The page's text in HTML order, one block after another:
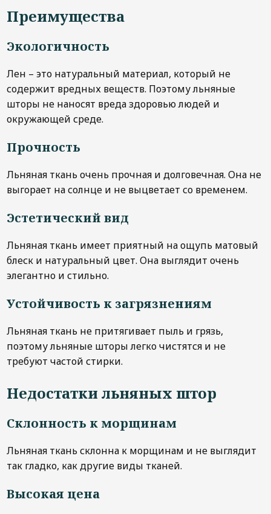
Преимущества
Экологичность
Лен – это натуральный материал, который не
содержит вредных веществ. Поэтому льняные
шторы не наносят вреда здоровью людей и
окружающей среде.
Прочность
Льняная ткань очень прочная и долговечная. Она не
выгорает на солнце и не выцветает со временем.
Эстетический вид
Льняная ткань имеет приятный на ощупь матовый
блеск и натуральный цвет. Она выглядит очень
элегантно и стильно.
Устойчивость к загрязнениям
Льняная ткань не притягивает пыль и грязь,
поэтому льняные шторы легко чистятся и не
требуют частой стирки.
Недостатки льняных штор
Склонность к морщинам
Льняная ткань склонна к морщинам и не выглядит
так гладко, как другие виды тканей.
Высокая цена